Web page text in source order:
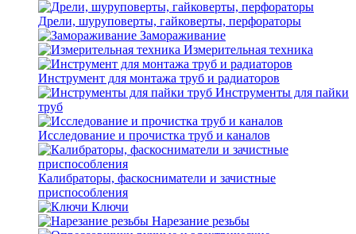
Дрели, шуруповерты, гайковерты, перфораторы
Замораживание
Измерительная техника
Инструмент для монтажа труб и радиаторов
Инструменты для пайки
труб
Исследование и прочистка труб и каналов
Калибраторы, фаскосниматели и зачистные
приспособления
Ключи
Нарезание резьбы